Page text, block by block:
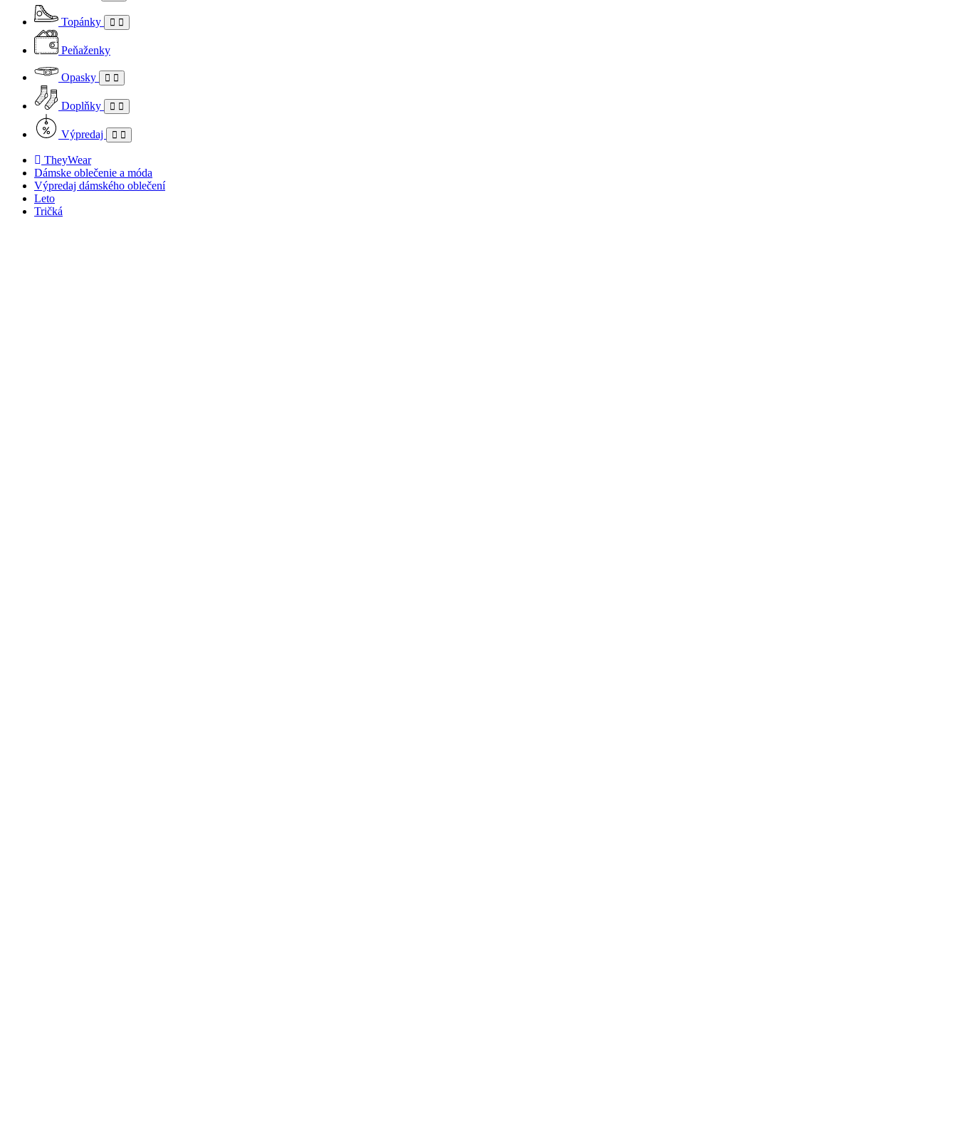
Topánky
Peňaženky
Opasky
Doplňky
Výpredaj
TheyWear
Dámske oblečenie a móda
Výpredaj dámského oblečení
Leto
Tričká